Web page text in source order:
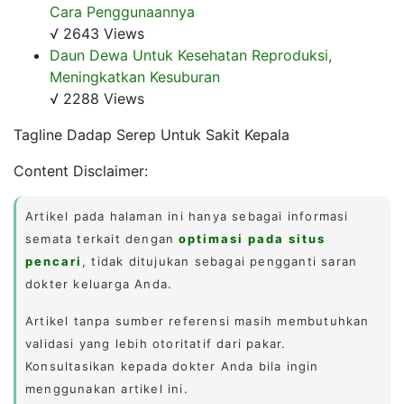
Cara Penggunaannya
√ 2643 Views
Daun Dewa Untuk Kesehatan Reproduksi,
Meningkatkan Kesuburan
√ 2288 Views
Tagline Dadap Serep Untuk Sakit Kepala
Content Disclaimer:
Artikel pada halaman ini hanya sebagai informasi
semata terkait denganoptimasi pada situs
pencari , tidak ditujukan sebagai pengganti saran
dokter keluarga Anda.
Artikel tanpa sumber referensi masih membutuhkan
validasi yang lebih otoritatif dari pakar.
Konsultasikan kepada dokter Anda bila ingin
menggunakan artikel ini.